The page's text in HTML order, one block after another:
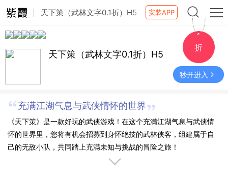
天下策（武林文字0.1折）H5 安装APP
天下策（武林文字0.1折）H5
折
秒开进入
充满江湖气息与武侠情怀的世界
《天下策》是一款好玩的武侠游戏！在这个充满江湖气息与武侠情
怀的世界里，您将有机会招募到身怀绝技的武林侠客，组建属于自
己的无敌小队，共同踏上充满未知与挑战的冒险之旅！